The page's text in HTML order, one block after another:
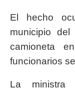
El hecho
municipio
camioneta
funcionarios
La ministra